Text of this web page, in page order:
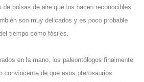
de bolsas de aire que los hacen reconocibles
son muy delicados y es poco probable
tiempo como fósiles.
en la mano, los paleontólogos finalmente
convincente de que esos pterosaurios